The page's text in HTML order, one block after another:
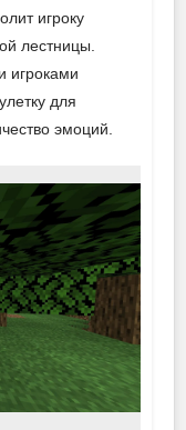
игроку
лестницы.
игроками
для
эмоций.